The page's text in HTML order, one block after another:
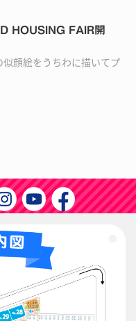
HOUSING FAIR開
顔絵をうちわに描いてプ